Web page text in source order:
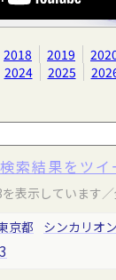
2018 2019
2024
2025
検索結果をツイ
表示しています
京都 シンカリオン